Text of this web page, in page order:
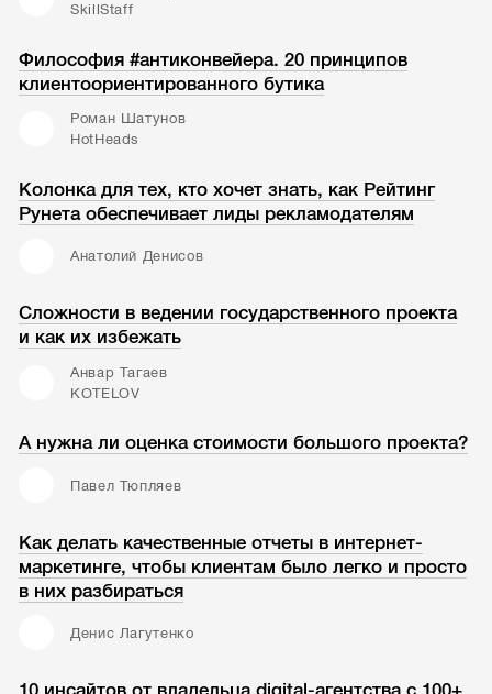
SkillStaff
Философия #антиконвейера. 20 принципов
клиентоориентированного бутика
Роман Шатунов
HotHeads
Колонка для тех, кто хочет знать, как Рейтинг
Рунета обеспечивает лиды рекламодателям
Анатолий Денисов
Сложности в ведении государственного проекта
и как их избежать
Анвар Тагаев
KOTELOV
А нужна ли оценка стоимости большого проекта?
Павел Тюпляев
Как делать качественные отчеты в интернет-
маркетинге, чтобы клиентам было легко и просто
в них разбираться
Денис Лагутенко